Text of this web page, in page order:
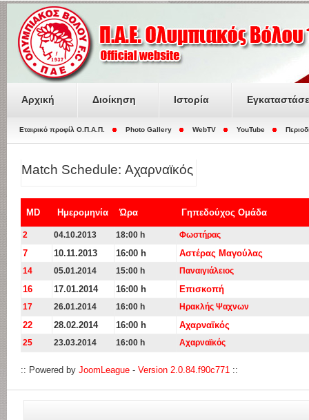
Αρχική Διοίκηση Ιστορία
Εταιρικό προφίλ O.Π.Α.Π. Photo Gallery WebTV YouTube
Match Schedule: Αχαρναϊκός
MD Ημερομηνία Ώρα Γηπεδούχος Ομάδα
2 04.10.2013 18:00 h Φωστήρας
7 10.11.2013 16:00 h Αστέρας Μαγούλας
14 05.01.2014 15:00 h Παναιγιάλειος
16 17.01.2014 16:00 h Επισκοπή
17 26.01.2014 16:00 h Ηρακλής Ψαχνων
22 28.02.2014 16:00 h Αχαρναϊκός
25 23.03.2014 16:00 h Αχαρναϊκός
:: Powered by JoomLeague - Version 2.0.84.f90c771 ::